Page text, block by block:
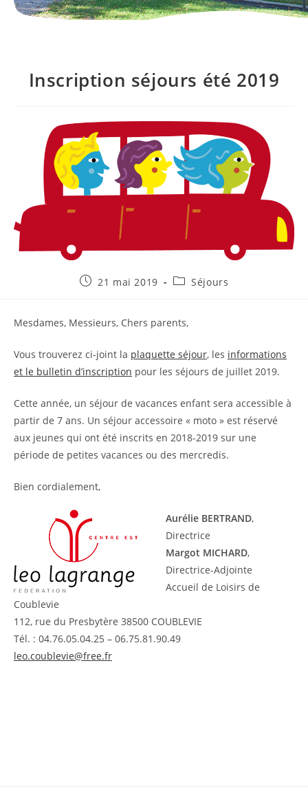
Inscription séjours été 2019
Publication
21 mai 2019
PostSéjours
Mesdames, Messieurs, Chers parents,
Vous trouverez ci-joint la plaquette séjour, les informations
et le bulletin d’inscription pour les séjours de juillet 2019.
Cette année, un séjour de vacances enfant sera accessible à
partir de 7 ans. Un séjour accessoire « moto » est réservé
aux jeunes qui ont été inscrits en 2018-2019 sur une
période de petites vacances ou des mercredis.
Bien cordialement,
Aurélie BERTRAND,
Directrice
Margot MICHARD,
Directrice-Adjointe
Accueil de Loisirs de
Coublevie
112, rue du Presbytère 38500 COUBLEVIE
Tél. : 04.76.05.04.25 – 06.75.81.90.49
leo.coublevie@free.fr